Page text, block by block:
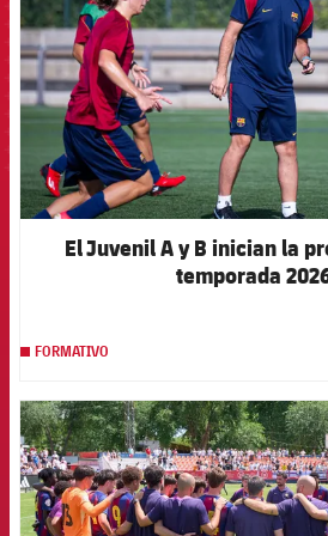
El Juvenil A y B inician la
temporada
FORMATIVO
FCB